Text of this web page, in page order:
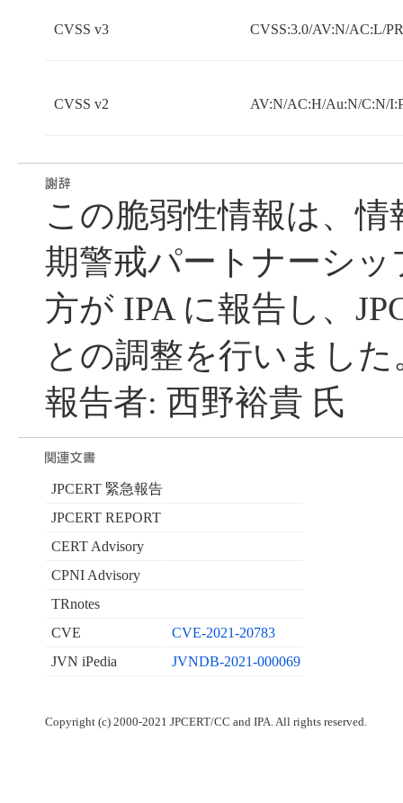
CVSS v3 CVSS:3.0/AV:N/AC:L/
CVSS v2 AV:N/AC:H/Au:N/C:N/
この脆弱性情報は、
期警戒パートナーシ
方が IPA に報告し、
との調整を行いました
報告者: 西野裕貴 氏
JPCERT 緊急報告
JPCERT REPORT
CERT Advisory
CPNI Advisory
TRnotes
CVE
CVE-2021-20783
JVN iPedia
JVNDB-2021-000069
Copyright (c) 2000-2021 JPCERT/CC and IPA. All rights reserved.